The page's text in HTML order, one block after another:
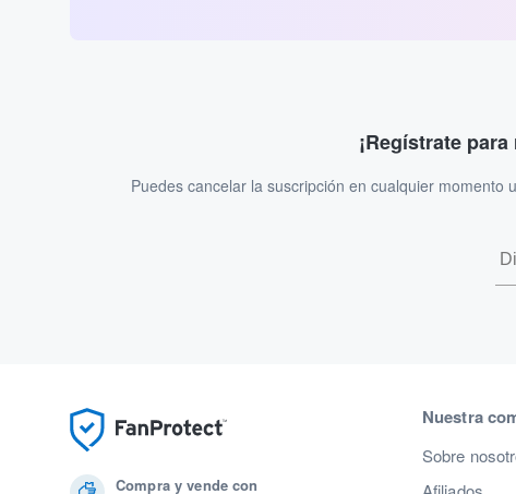
¡Regístrate
Puedes cancelar la suscripción en cualquier
Compra y vende con
Nuestra
Sobre